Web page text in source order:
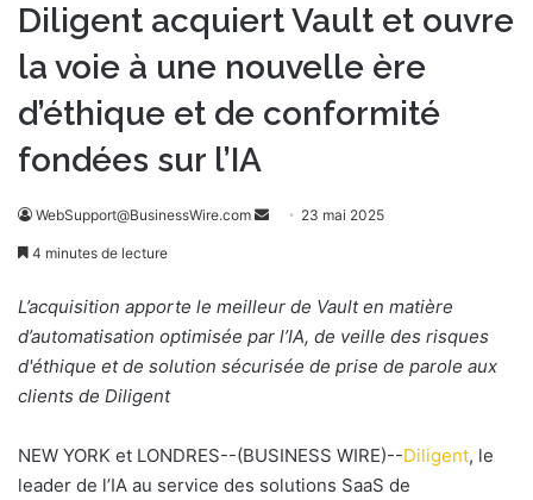
Diligent acquiert Vault et ouvre
la voie à une nouvelle ère
d’éthique et de conformité
fondées sur l’IA
WebSupport@BusinessWire.com
o
y
e
23 mai 2025
4 minutes de lecture
L’acquisition apporte le meilleur de Vault en matière
d’automatisation optimisée par l’IA, de veille des risques
d'éthique et de solution sécurisée de prise de parole aux
clients de Diligent
NEW YORK et LONDRES--(BUSINESS WIRE)--Diligent, le
leader de l’IA au service des solutions SaaS de